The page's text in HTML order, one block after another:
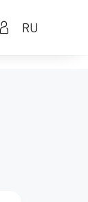
RU